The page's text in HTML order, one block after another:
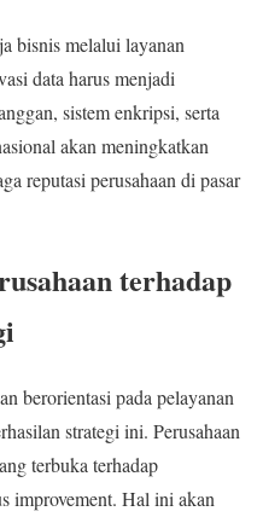
bisnis melalui layanan
data harus menjadi
sistem enkripsi, serta
akan meningkatkan
reputasi perusahaan di pasar
terhadap
berorientasi pada pelayanan
strategi ini. Perusahaan
terbuka terhadap
improvement. Hal ini akan